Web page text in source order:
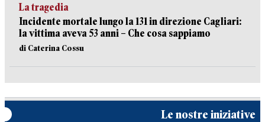
La tragedia
Incidente mortale lungo la 131 in direzione Cagliari:
la vittima aveva 53 anni – Che cosa sappiamo
di Caterina Cossu
Le nostre iniziative